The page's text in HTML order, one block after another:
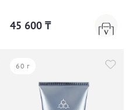
45 600 ₸
60 г